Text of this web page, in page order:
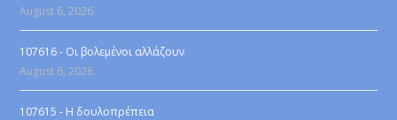
August 6, 2026
107616 - Οι βολεμένοι αλλάζουν
August 6, 2026
107615 - Η δουλοπρέπεια